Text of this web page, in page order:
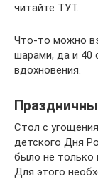
читайте ТУТ.
Что-то можно
шарами, да и 40
вдохновения.
Стол с
детского Дня
было не только
Для этого